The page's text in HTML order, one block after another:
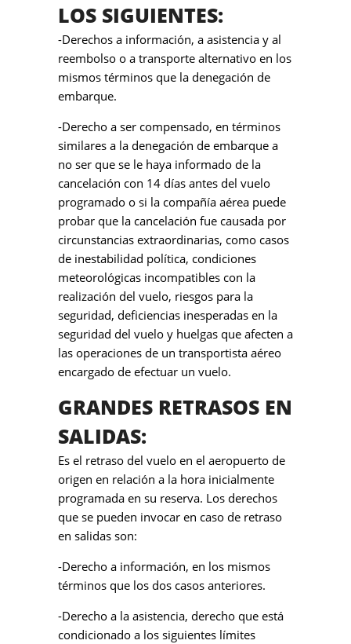
LOS SIGUIENTES:
-Derechos a información, a asistencia y al
reembolso o a transporte alternativo en los
mismos términos que la denegación de
embarque.
-Derecho a ser compensado, en términos
similares a la denegación de embarque a
no ser que se le haya informado de la
cancelación con 14 días antes del vuelo
programado o si la compañía aérea puede
probar que la cancelación fue causada por
circunstancias extraordinarias, como casos
de inestabilidad política, condiciones
meteorológicas incompatibles con la
realización del vuelo, riesgos para la
seguridad, deficiencias inesperadas en la
seguridad del vuelo y huelgas que afecten a
las operaciones de un transportista aéreo
encargado de efectuar un vuelo.
GRANDES RETRASOS EN
SALIDAS:
Es el retraso del vuelo en el aeropuerto de
origen en relación a la hora inicialmente
programada en su reserva. Los derechos
que se pueden invocar en caso de retraso
en salidas son:
-Derecho a información, en los mismos
términos que los dos casos anteriores.
-Derecho a la asistencia, derecho que está
condicionado a los siguientes límites